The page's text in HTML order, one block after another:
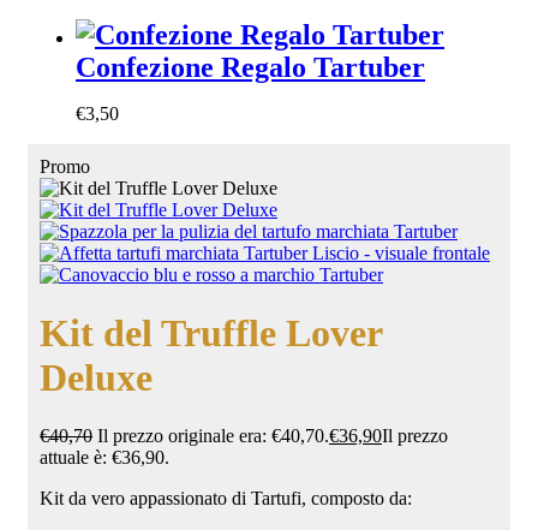
Confezione Regalo Tartuber
€3,50
Promo
Kit del Truffle Lover
Deluxe
€40,70 Il prezzo originale era: €40,70.€36,90Il prezzo
attuale è: €36,90.
Kit da vero appassionato di Tartufi, composto da: